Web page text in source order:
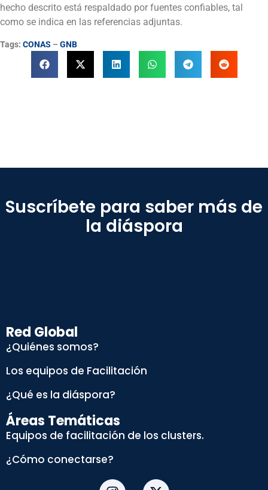
hecho descrito está respaldado por fuentes confiables, tal
como se indica en las referencias adjuntas.
Tags: CONAS – GNB
Suscríbete para saber más de
la diáspora
Red Global
¿Quiénes somos?
Los equipos de Facilitación
¿Qué es la diáspora?
Áreas Temáticas
Equipos de facilitación de los clusters.
¿Cómo conectarse?